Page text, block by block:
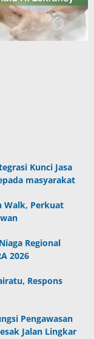
Kunci Jasa
masyarakat
Walk, Perkuat
Regional
2026
Respons
Pengawasan
Jalan Lingkar